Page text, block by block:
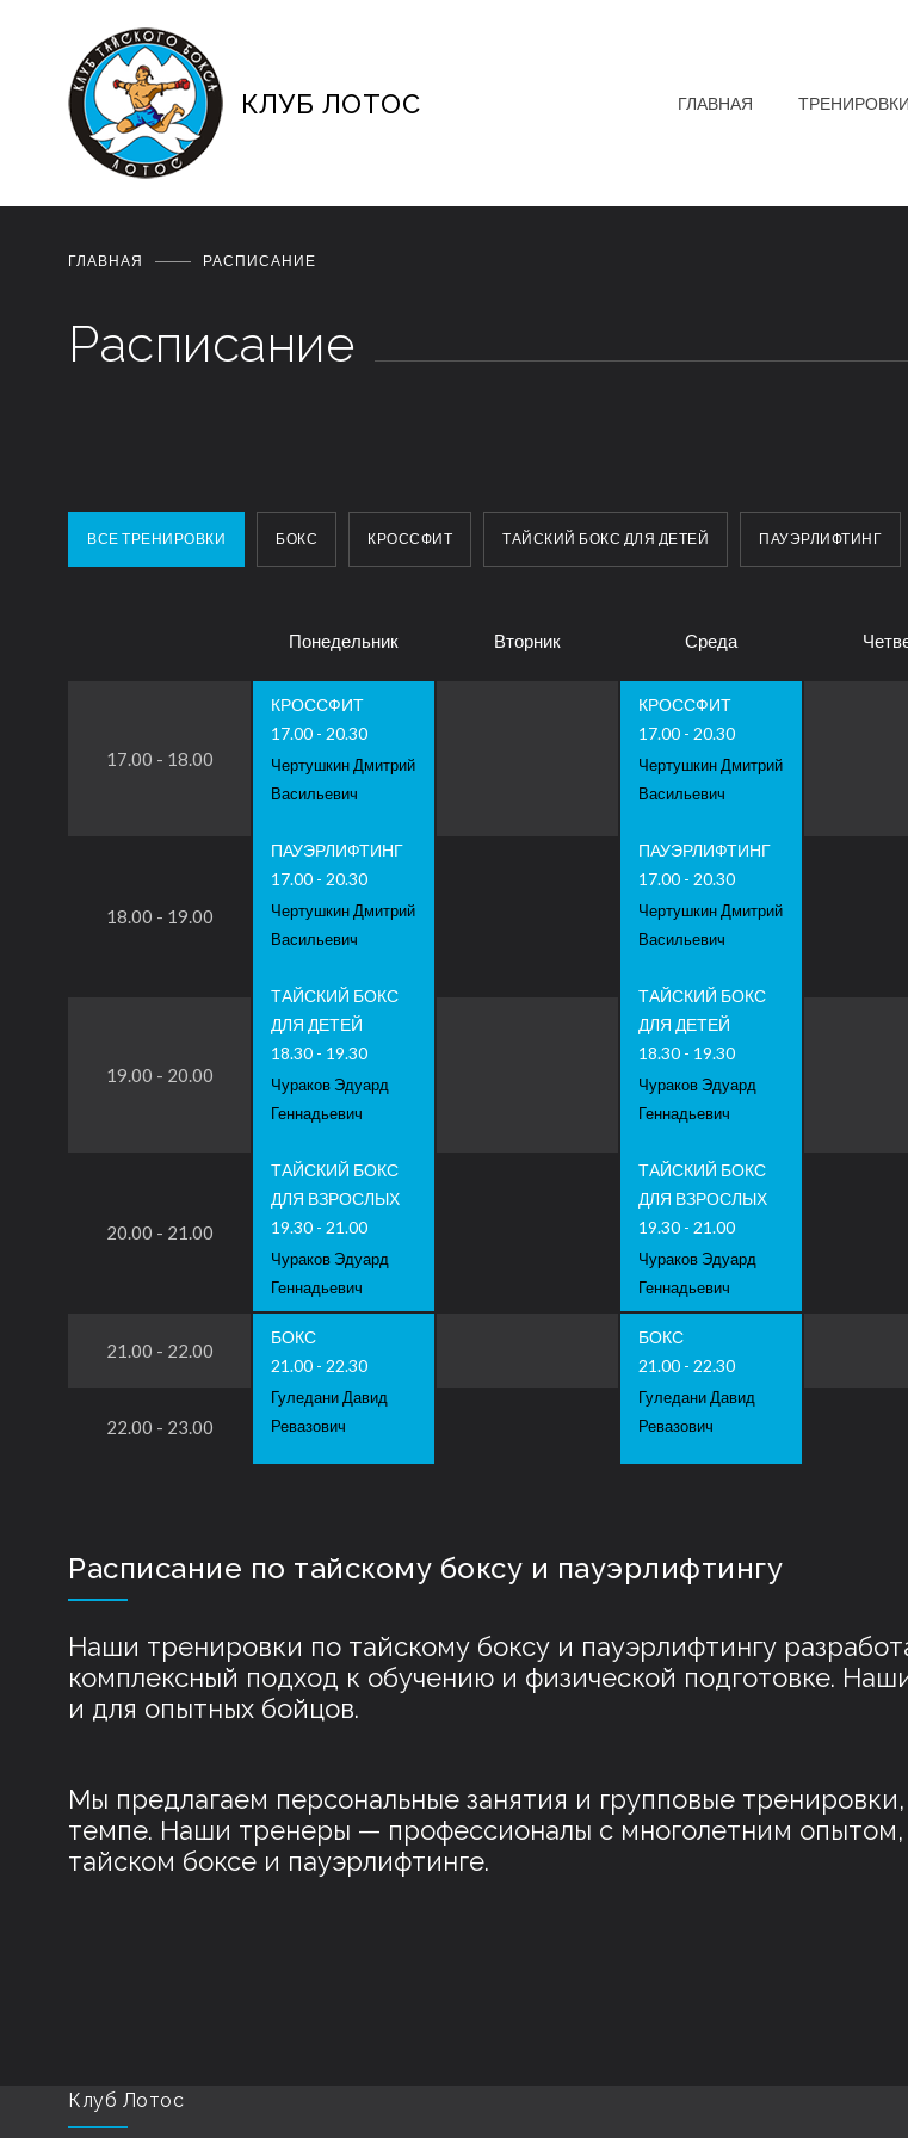
КЛУБ ЛОТОС ГЛАВНАЯ ТРЕНИРОВКИ
ГЛАВНАЯ РАСПИСАНИЕ
Расписание
ВСЕ ТРЕНИРОВКИ БОКС КРОССФИТ ТАЙСКИЙ БОКС ДЛЯ ДЕТЕЙ ПАУЭРЛИФТИНГ
Понедельник Вторник Среда
17.00 - 18.00
КРОССФИТ
17.00 - 20.30
Чертушкин Дмитрий
Васильевич
ПАУЭРЛИФТИНГ
17.00 - 20.30
Чертушкин Дмитрий
Васильевич
ТАЙСКИЙ БОКС
ДЛЯ ДЕТЕЙ
18.30 - 19.30
Чураков Эдуард
Геннадьевич
ТАЙСКИЙ БОКС
ДЛЯ ВЗРОСЛЫХ
19.30 - 21.00
Чураков Эдуард
Геннадьевич
КРОССФИТ
17.00 - 20.30
Чертушкин Дмитрий
Васильевич
ПАУЭРЛИФТИНГ
17.00 - 20.30
Чертушкин Дмитрий
Васильевич
ТАЙСКИЙ БОКС
ДЛЯ ДЕТЕЙ
18.30 - 19.30
Чураков Эдуард
Геннадьевич
ТАЙСКИЙ БОКС
ДЛЯ ВЗРОСЛЫХ
19.30 - 21.00
Чураков Эдуард
Геннадьевич
18.00 - 19.00
19.00 - 20.00
20.00 - 21.00
21.00 - 22.00
БОКС
21.00 - 22.30
Гуледани Давид
Ревазович
БОКС
21.00 - 22.30
Гуледани Давид
Ревазович
22.00 - 23.00
Расписание по тайскому боксу и пауэрлифтингу
Наши тренировки по тайскому боксу и пауэрлифтингу
комплексный подход к обучению и физической подготовке.
и для опытных бойцов.
Мы предлагаем персональные занятия и групповые
темпе. Наши тренеры — профессионалы с многолетним опытом,
тайском боксе и пауэрлифтинге.
Клуб Лотос